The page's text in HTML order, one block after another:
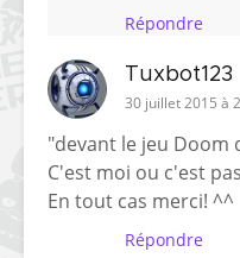
Répondre
Tuxbot123
30 juillet 2015 à
"devant le jeu Doom
C'est moi ou c'est
En tout cas merci! ^^
Répondre